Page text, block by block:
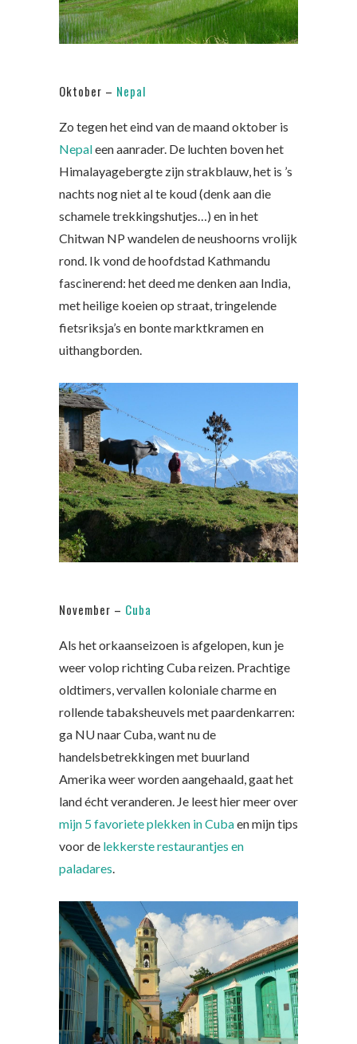
Oktober – Nepal
Zo tegen het eind van de maand oktober is
Nepaleen aanrader. De luchten boven het
Himalayagebergte zijn strakblauw, het is ’s
nachts nog niet al te koud (denk aan die
schamele trekkingshutjes…) en in het
Chitwan NP wandelen de neushoorns vrolijk
rond. Ik vond de hoofdstad Kathmandu
fascinerend: het deed me denken aan India,
met heilige koeien op straat, tringelende
fietsriksja’s en bonte marktkramen en
uithangborden.
November – Cuba
Als het orkaanseizoen is afgelopen, kun je
weer volop richting Cuba reizen. Prachtige
oldtimers, vervallen koloniale charme en
rollende tabaksheuvels met paardenkarren:
ga NU naar Cuba, want nu de
handelsbetrekkingen met buurland
Amerika weer worden aangehaald, gaat het
land écht veranderen. Je leest hier meer over
mijn 5 favoriete plekken in Cubaen mijn tips
voor de lekkerste restaurantjes en
paladares.